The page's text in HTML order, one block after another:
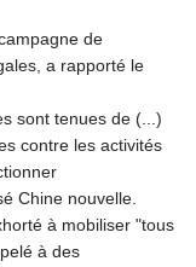
de
a rapporté le
sont tenues de (...)
contre les activités
Chine nouvelle.
à mobiliser "tous
à des